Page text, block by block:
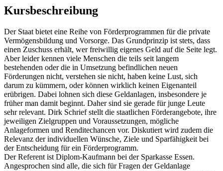
Kursbeschreibung
Der Staat bietet eine Reihe von Förderprogrammen für die private
Vermögensbildung und Vorsorge. Das Grundprinzip ist stets, dass
einen Zuschuss erhält, wer freiwillig eigenes Geld auf die Seite legt.
Aber leider kennen viele Menschen die teils seit langem
bestehenden oder die in Umsetzung befindlichen neuen
Förderungen nicht, verstehen sie nicht, haben keine Lust, sich
darum zu kümmern, oder können wirklich keinen Eigenanteil
erübrigen. Dabei lohnen sich diese Geldanlagen, insbesondere je
früher man damit beginnt. Daher sind sie gerade für junge Leute
sehr relevant. Dirk Schrief stellt die staatlichen Förderangebote, ihre
jeweiligen Zielgruppen und Voraussetzungen, mögliche
Anlageformen und Renditechancen vor. Diskutiert wird zudem die
Relevanz der individuellen Wünsche, Ziele und Sparfähigkeit bei
der Entscheidung für ein Förderprogramm.
Der Referent ist Diplom-Kaufmann bei der Sparkasse Essen.
Angesprochen sind alle, die sich für Fragen der Geldanlage